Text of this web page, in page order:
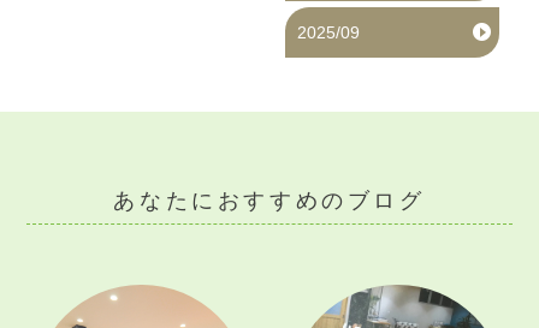
2025/09
あなたにおすすめのブログ